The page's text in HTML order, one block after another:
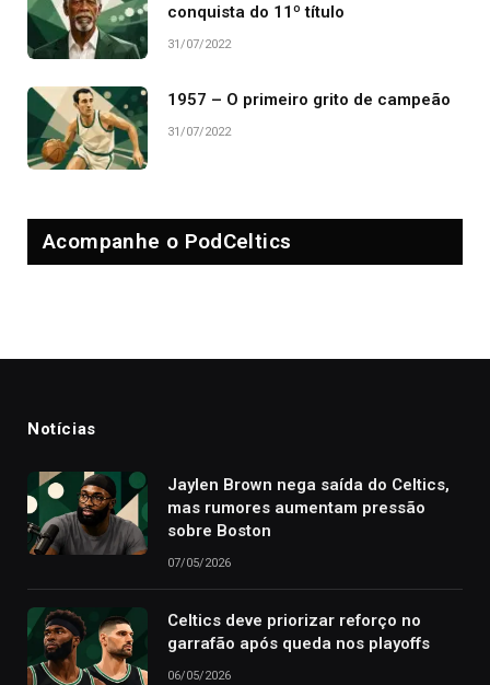
conquista do 11º título
31/07/2022
1957 – O primeiro grito de campeão
31/07/2022
Acompanhe o PodCeltics
Notícias
Jaylen Brown nega saída do Celtics,
mas rumores aumentam pressão
sobre Boston
07/05/2026
Celtics deve priorizar reforço no
garrafão após queda nos playoffs
06/05/2026